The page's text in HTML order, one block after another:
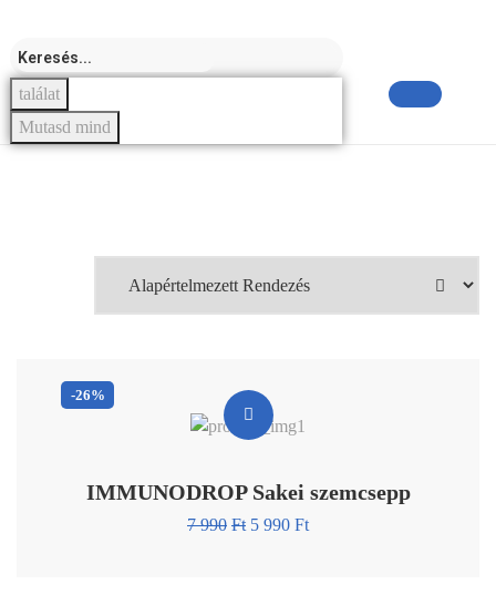
találat
Mutasd mind
-26%
IMMUNODROP Sakei szemcsepp
7 990 Ft 5 990 Ft